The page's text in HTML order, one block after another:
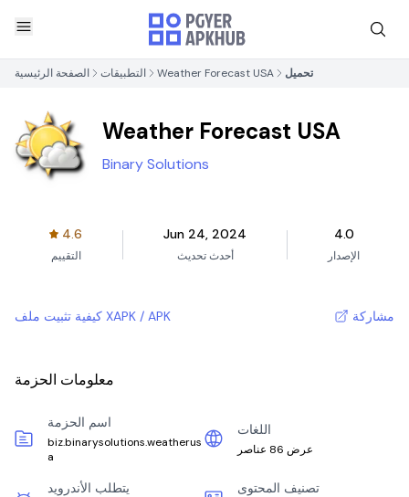
الصفحة الرئيسية التطبيقات Weather Forecast USA تحميل
Weather Forecast USA
Binary Solutions
4.6
التقييم
Jun 24, 2024
أحدث تحديث
4.0
الإصدار
كيفية تثبيت ملف XAPK / APK مشاركة
معلومات الحزمة
اسم الحزمة
biz.binarysolutions.weatherus
a
اللغات
عرض 86 عناصر
يتطلب الأندرويد تصنيف المحتوى